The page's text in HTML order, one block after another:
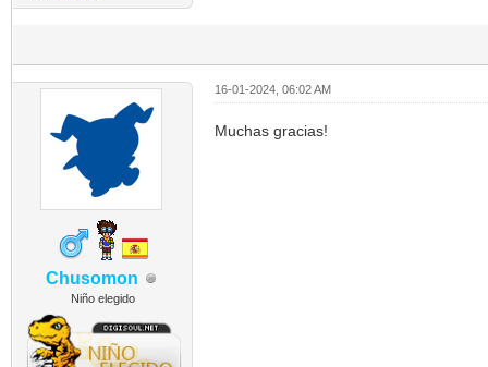
Chusomon
Niño elegido
16-01-2024, 06:02 AM
Muchas gracias!